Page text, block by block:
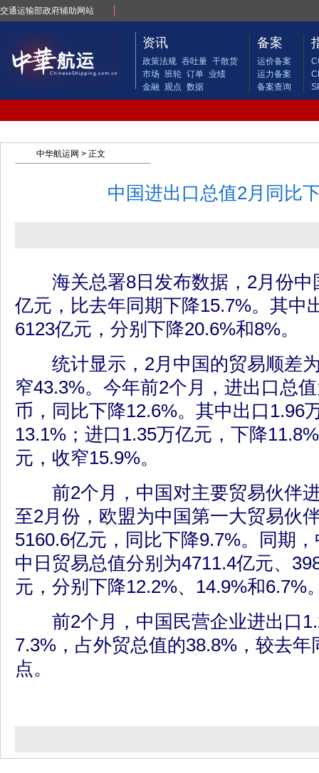
交通运输部政府辅助网站
资讯
政策法规 吞吐量 干散货
市场 班轮 订单 业绩
金融 观点 数据
备案
运价备案
运力备案
备案查询
中华航运网 > 正文
中国进出口总值2月同比
海关总署8日发布数据，2月份中
亿元，比去年同期下降15.7%。其中
6123亿元，分别下降20.6%和8%。
统计显示，2月中国的贸易顺差为
窄43.3%。今年前2个月，进出口总
币，同比下降12.6%。其中出口1.96
13.1%；进口1.35万亿元，下降
元，收窄15.9%。
前2个月，中国对主要贸易伙伴
至2月份，欧盟为中国第一大贸易伙
5160.6亿元，同比下降9.7%。同期
中日贸易总值分别为4711.4亿元、
元，分别下降12.2%、14.9%和6.7%
前2个月，中国民营企业进出口
7.3%，占外贸总值的38.8%，较去
点。